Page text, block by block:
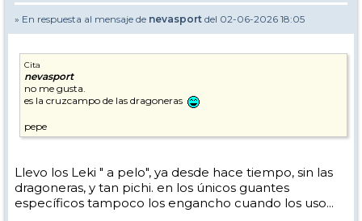
» En respuesta al mensaje de nevasport del 02-06-2026 18:05
Cita
nevasport
no me gusta.
es la cruzcampo de las dragoneras
pepe
Llevo los Leki " a pelo", ya desde hace tiempo, sin las
dragoneras, y tan pichi. en los únicos guantes
específicos tampoco los engancho cuando los uso...